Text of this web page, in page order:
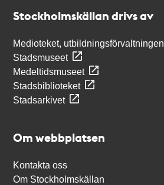
Stockholmskällan drivs av
Medioteket, utbildningsförvaltningen
Stadsmuseet
Medeltidsmuseet
Stadsbiblioteket
Stadsarkivet
Om webbplatsen
Kontakta oss
Om Stockholmskällan